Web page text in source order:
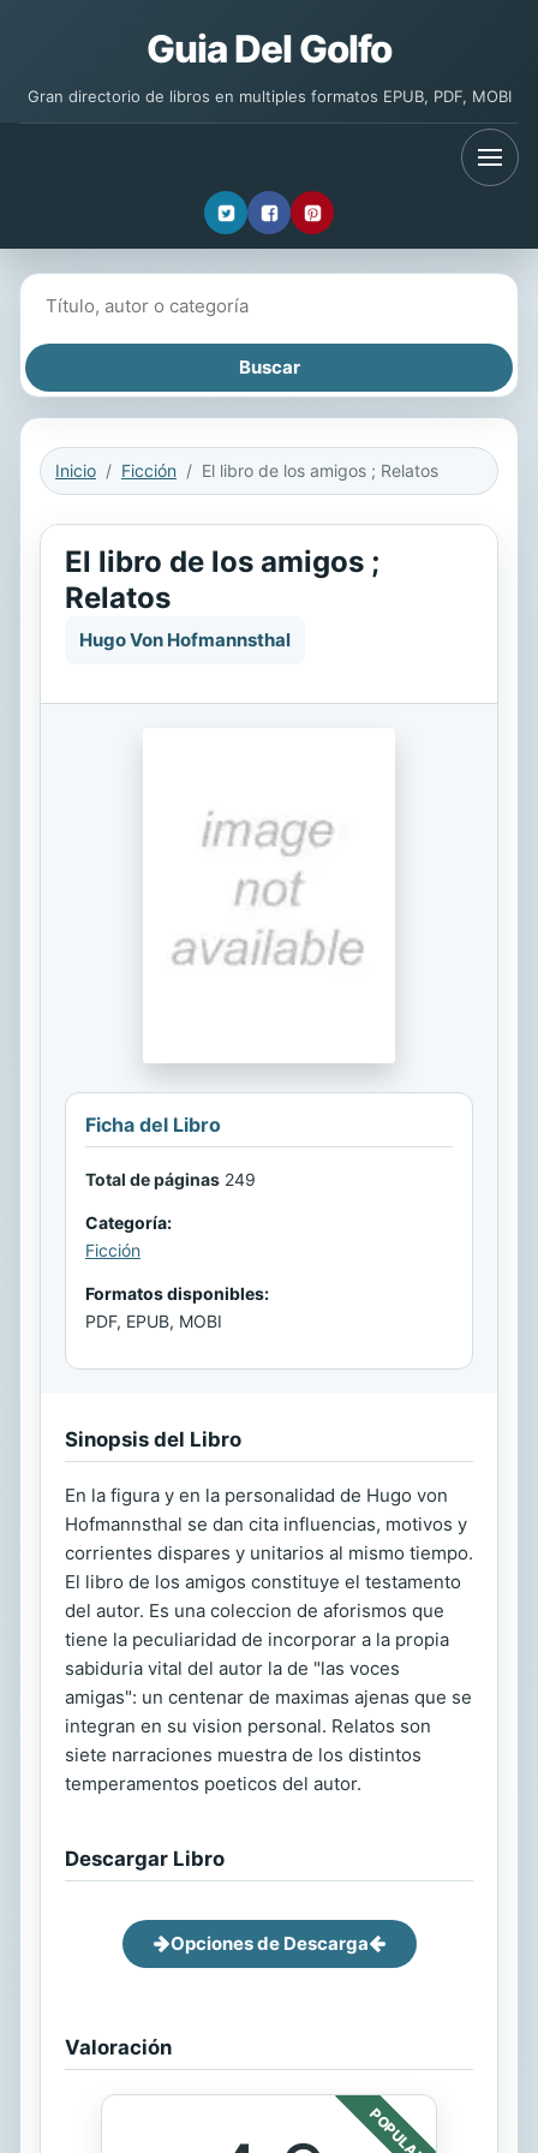
Guia Del Golfo
Gran directorio de libros en multiples formatos EPUB, PDF, MOBI
Inicio Ficción El libro de los amigos ; Relatos
El libro de los amigos ;
Relatos
Hugo Von Hofmannsthal
Ficha del Libro
Total de páginas 249
Categoría:
Ficción
Formatos disponibles:
PDF, EPUB, MOBI
Sinopsis del Libro
En la figura y en la personalidad de Hugo von
Hofmannsthal se dan cita influencias, motivos y
corrientes dispares y unitarios al mismo tiempo.
El libro de los amigos constituye el testamento
del autor. Es una coleccion de aforismos que
tiene la peculiaridad de incorporar a la propia
sabiduria vital del autor la de "las voces
amigas": un centenar de maximas ajenas que se
integran en su vision personal. Relatos son
siete narraciones muestra de los distintos
temperamentos poeticos del autor.
Descargar Libro
Opciones de Descarga
Valoración
POPULAR